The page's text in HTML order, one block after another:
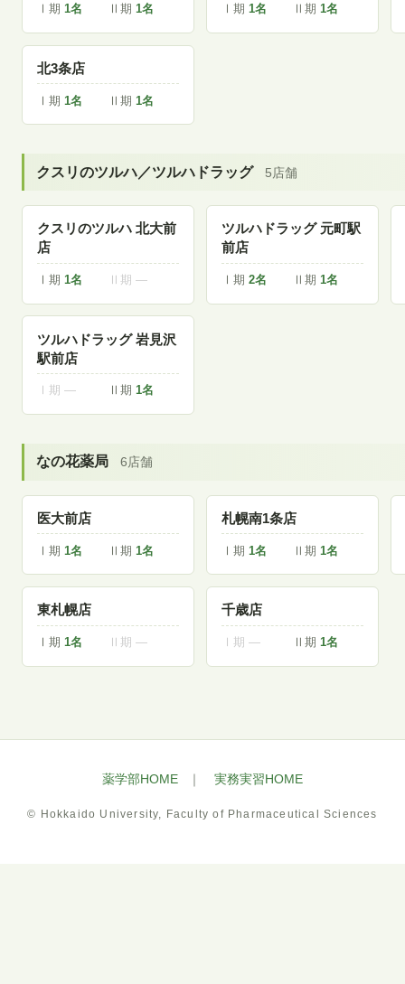
Ⅰ期 1名 Ⅱ期 1名 Ⅰ期1名 Ⅱ期 1名
北3条店
Ⅰ期 1名 Ⅱ期 1名
クスリのツルハ／ツルハドラッグ 5店舗
クスリのツルハ 北大前
店
Ⅰ期 1名 Ⅱ期 —
ツルハドラッグ 元町駅
前店
Ⅰ期2名 Ⅱ期 1名
ツルハドラッグ 岩見沢
駅前店
Ⅰ期 — Ⅱ期 1名
なの花薬局 6店舗
医大前店
Ⅰ期 1名 Ⅱ期 1名
札幌南1条店
Ⅰ期 1名 Ⅱ期 1名
東札幌店
Ⅰ期 1名 Ⅱ期 —
千歳店
Ⅰ期 — Ⅱ期 1名
薬学部HOME ｜ 実務実習HOME
© Hokkaido University, Faculty of Pharmaceutical Sciences